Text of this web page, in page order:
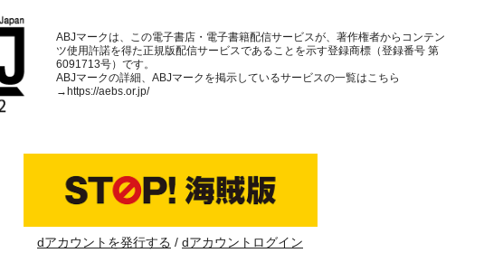
ABJマークは、この電子書店・電子書籍配信サービスが、著作権者からコンテン
ツ使用許諾を得た正規版配信サービスであることを示す登録商標（登録番号 第
6091713号）です。
ABJマークの詳細、ABJマークを掲示しているサービスの一覧はこちら
→https://aebs.or.jp/
dアカウントを発行する dアカウントログイン